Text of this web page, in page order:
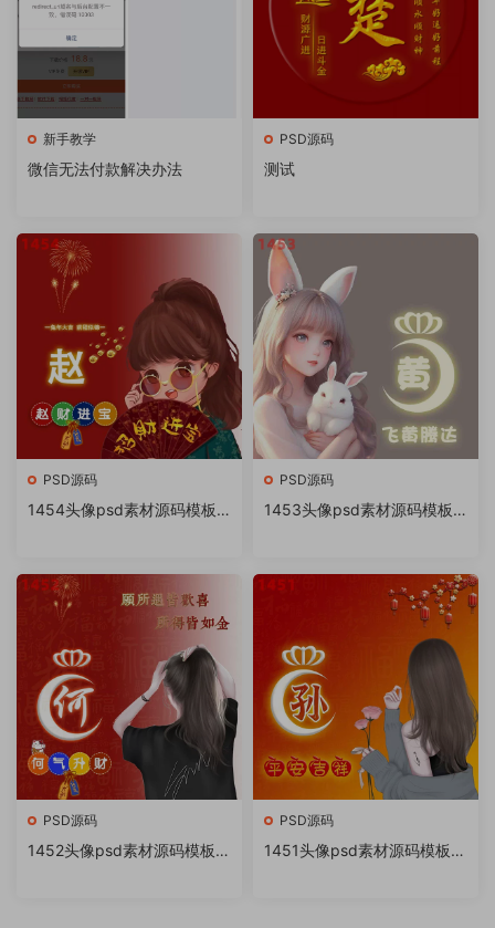
新手教学
微信无法付款解决办法
PSD源码
测试
PSD源码
1454头像psd素材源码模板
作教程软件
PSD源码
1453头像psd素材源码模板
作教程软件
PSD源码
1452头像psd素材源码模板源
PSD源码
1451头像psd素材源码模板源